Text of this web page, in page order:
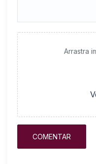
Arrastra